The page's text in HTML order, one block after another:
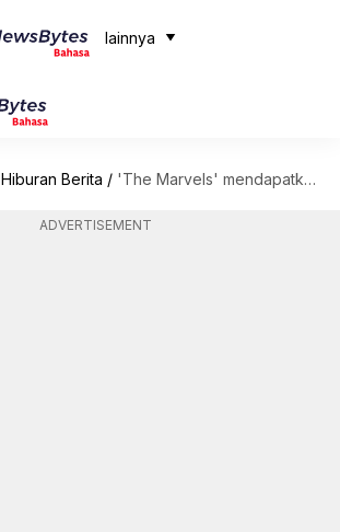
lainnya
Hiburan Berita / 'The Marvels' mendapatkan tanggal rilis baru & poster pertamanya
ADVERTISEMENT